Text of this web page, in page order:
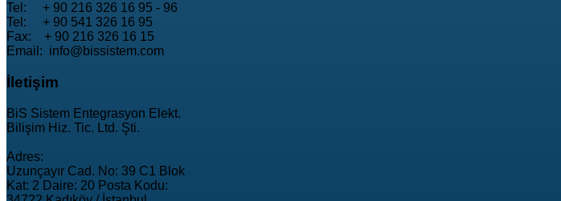
Tel: + 90 216 326 16 95 - 96
Tel: + 90 541 326 16 95
Fax: + 90 216 326 16 15
Email: info@bissistem.com
İletişim
BiS Sistem Entegrasyon Elekt.
Bilişim Hiz. Tic. Ltd. Şti.
Adres:
Uzunçayır Cad. No: 39 C1 Blok
Kat: 2 Daire: 20 Posta Kodu: